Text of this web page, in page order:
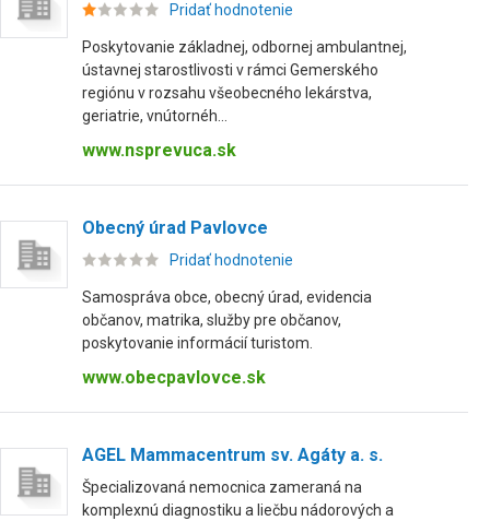
Pridať hodnotenie
Poskytovanie základnej, odbornej ambulantnej,
ústavnej starostlivosti v rámci Gemerského
regiónu v rozsahu všeobecného lekárstva,
geriatrie, vnútornéh...
www.nsprevuca.sk
Obecný úrad Pavlovce
Pridať hodnotenie
Samospráva obce, obecný úrad, evidencia
občanov, matrika, služby pre občanov,
poskytovanie informácií turistom.
www.obecpavlovce.sk
AGEL Mammacentrum sv. Agáty a. s.
Špecializovaná nemocnica zameraná na
komplexnú diagnostiku a liečbu nádorových a